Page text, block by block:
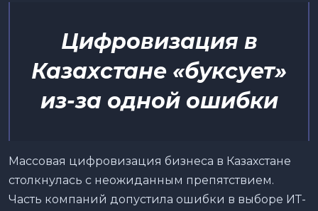
Цифровизация в
Казахстане «буксует»
из-за одной ошибки
Массовая цифровизация бизнеса в Казахстане
столкнулась с неожиданным препятствием.
Часть компаний допустила ошибки в выборе ИТ-